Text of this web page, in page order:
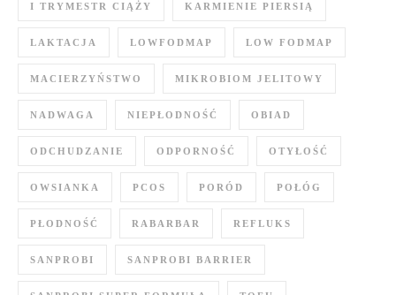
I TRYMESTR CIĄŻY KARMIENIE PIERSIĄ
LAKTACJA LOWFODMAP LOW FODMAP
MACIERZYŃSTWO MIKROBIOM JELITOWY
NADWAGA NIEPŁODNOŚĆ OBIAD
ODCHUDZANIE ODPORNOŚĆ OTYŁOŚĆ
OWSIANKA PCOS PORÓD POŁÓG
PŁODNOŚĆ RABARBAR REFLUKS
SANPROBI SANPROBI BARRIER